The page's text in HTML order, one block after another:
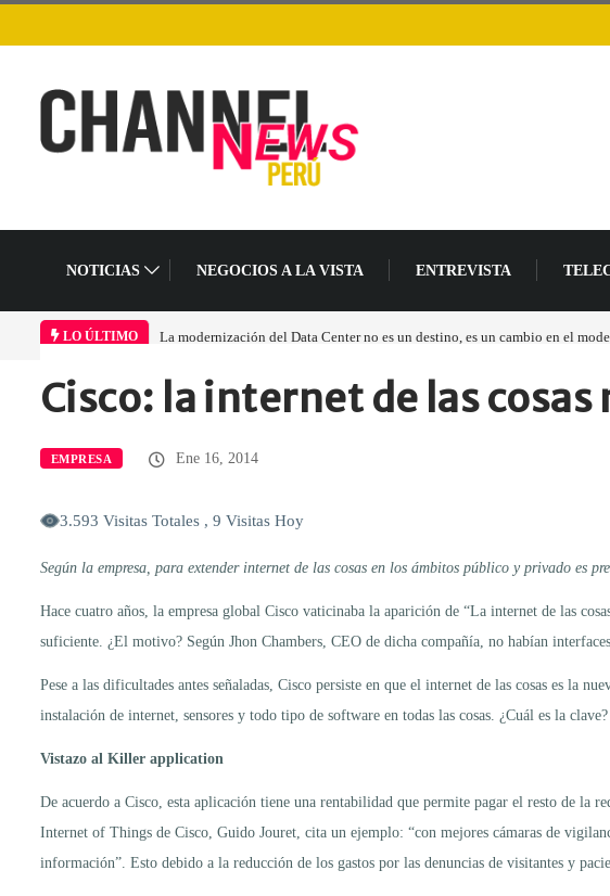
NOTICIAS NEGOCIOS A LA VISTA ENTREVISTA
LO ÚLTIMO La modernización del Data Center no es un destino, es un cambio en el
Home Empresa Cisco: la internet…
Cisco: la internet de las
EMPRESA Ene 16, 2014
3.593 Visitas Totales , 9 Visitas Hoy
Según la empresa, para extender internet de las cosas en los ámbitos público y privado es
Hace cuatro años, la empresa global Cisco vaticinaba la aparición de “La internet de las
suficiente. ¿El motivo? Según Jhon Chambers, CEO de dicha compañía, no habían
Pese a las dificultades antes señaladas, Cisco persiste en que el internet de las cosas es la
instalación de internet, sensores y todo tipo de software en todas las cosas. ¿Cuál es la
Vistazo al Killer application
De acuerdo a Cisco, esta aplicación tiene una rentabilidad que permite pagar el resto de
Internet of Things de Cisco, Guido Jouret, cita un ejemplo: “con mejores cámaras de
información”. Esto debido a la reducción de los gastos por las denuncias de visitantes y